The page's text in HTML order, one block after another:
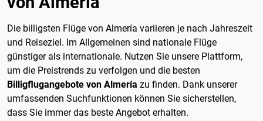
Die billigsten Flüge von Almería variieren je nach Jahreszeit
und Reiseziel. Im Allgemeinen sind nationale Flüge
günstiger als internationale. Nutzen Sie unsere Plattform,
um die Preistrends zu verfolgen und die besten
Billigflugangebote von Almería zu finden. Dank unserer
umfassenden Suchfunktionen können Sie sicherstellen,
dass Sie immer das beste Angebot erhalten.